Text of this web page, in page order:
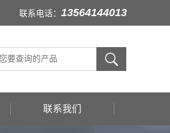
联系电话： 13564144013
联系我们